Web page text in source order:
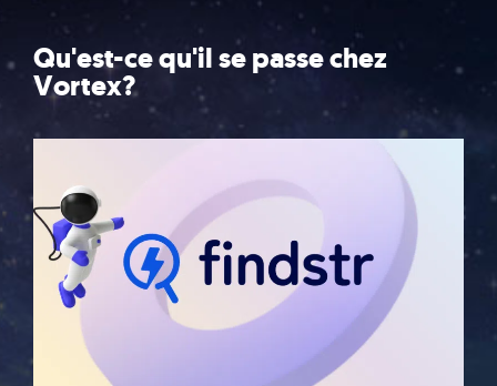
Qu'est-ce qu'il se passe chez
Vortex?